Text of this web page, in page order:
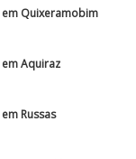
Quixeramobim
Aquiraz
Russas